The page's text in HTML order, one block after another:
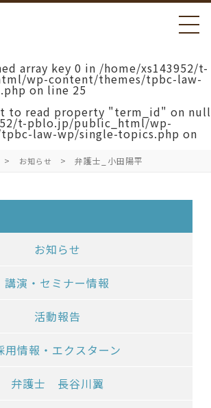
array key 0 in /home/xs143952/t-
wp-content/themes/tpbc-law-
on line 25
to read property "term_id" on null
t-pblo.jp/public_html/wp-
law-wp/single-topics.php on
お知らせ 弁護士_小田陽平
お知らせ
講演・セミナー情報
活動報告
用情報・エクスターン
弁護士 長谷川翼